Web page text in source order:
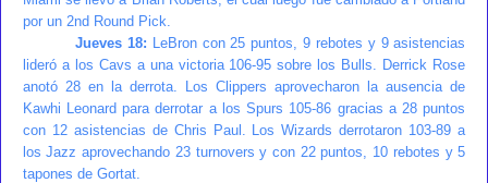
por un 2nd Round Pick.
Jueves 18:
LeBron con 25 puntos, 9 rebotes y 9 asistencias
lideró a los Cavs a una victoria 106-95 sobre los Bulls. Derrick Rose
anotó 28 en la derrota. Los Clippers aprovecharon la ausencia de
Kawhi Leonard para derrotar a los Spurs 105-86 gracias a 28 puntos
con 12 asistencias de Chris Paul. Los Wizards derrotaron 103-89 a
los Jazz aprovechando 23 turnovers y con 22 puntos, 10 rebotes y 5
tapones de Gortat.